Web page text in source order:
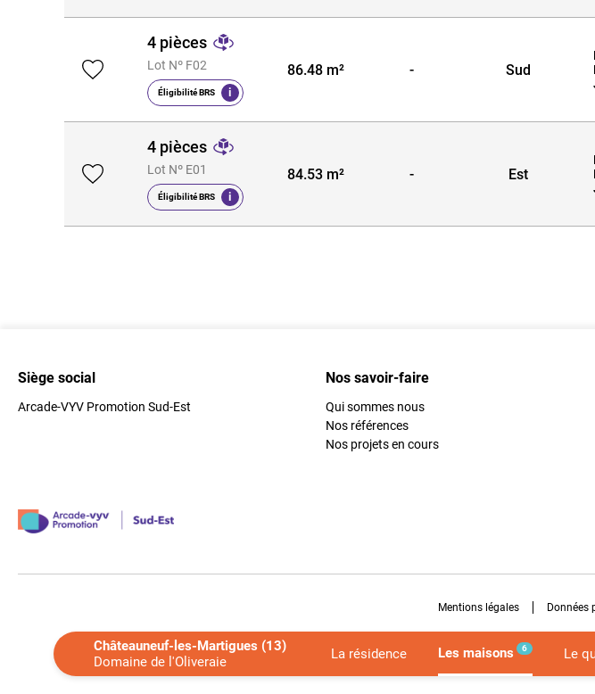
Châteauneuf-les-Martigues
(13)
Domaine de l'Oliveraie
La résidence Les maisons 6 Le
4 pièces
Lot Nº F02
Éligibilité BRS i
86.48 m² - Sud
4 pièces
Lot Nº E01
Éligibilité BRS i
84.53 m² - Est
Siège social
Arcade-VYV Promotion Sud-Est
Nos savoir-faire
Qui sommes nous
Nos références
Nos projets en cours
Mentions légales Données